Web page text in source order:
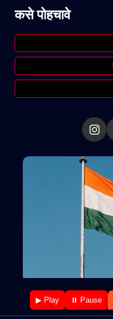
कसे पोहचावे
▶ Play ⏸ Pause